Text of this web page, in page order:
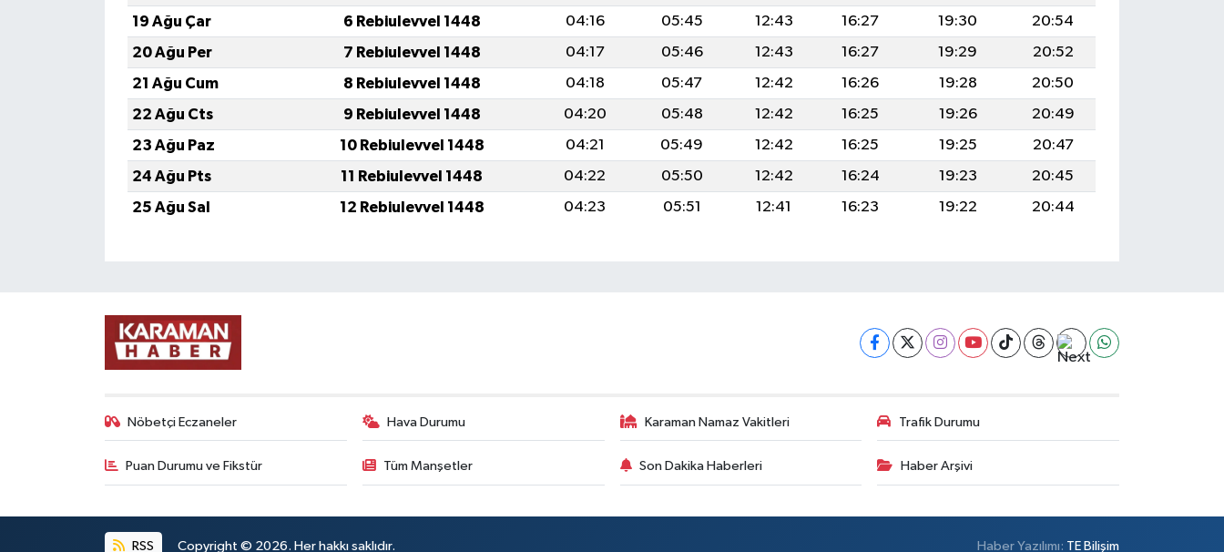
19 Ağu Çar
6 Rebiulevvel 1448 04:16 05:45 12:43 16:27 19:30
20:54
20 Ağu Per
7 Rebiulevvel 1448 04:17 05:46 12:43 16:27 19:29
20:52
21 Ağu Cum
8 Rebiulevvel 1448 04:18 05:47 12:42 16:26 19:28
20:50
22 Ağu Cts
9 Rebiulevvel 1448 04:20 05:48 12:42 16:25 19:26
20:49
23 Ağu Paz
10 Rebiulevvel 1448 04:21 05:49 12:42 16:25 19:25
20:47
24 Ağu Pts
11 Rebiulevvel 1448 04:22 05:50 12:42 16:24 19:23
20:45
25 Ağu Sal
12 Rebiulevvel 1448 04:23 05:51 12:41 16:23 19:22 20:44
Nöbetçi Eczaneler Hava Durumu Karaman Namaz Vakitleri Trafik Durumu
Puan Durumu ve Fikstür Tüm Manşetler Son Dakika Haberleri Haber Arşivi
RSS Copyright © 2026. Her hakkı saklıdır. Haber Yazılımı: TE Bilişim